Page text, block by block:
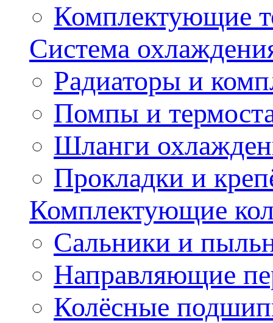
Комплектующие
Система
Радиаторы и
Помпы и
Шланги
Прокладки и
Комплектующие
Сальники и
Направляющие
Колёсные